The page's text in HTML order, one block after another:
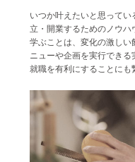
いつか叶えたいと思って
立・開業するためのノウハ
学ぶことは、変化の激しい
ニューや企画を実行でき
就職を有利にすることにも